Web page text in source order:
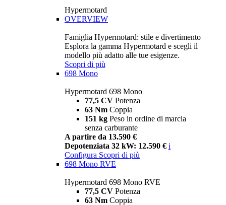
Hypermotard
OVERVIEW
Famiglia Hypermotard: stile e divertimento
Esplora la gamma Hypermotard e scegli il
modello più adatto alle tue esigenze.
Scopri di più
698 Mono
Hypermotard 698 Mono
77,5 CV Potenza
63 Nm Coppia
151 kg Peso in ordine di marcia
senza carburante
A partire da 13.590 €
Depotenziata 32 kW: 12.590 € i
Configura Scopri di più
698 Mono RVE
Hypermotard 698 Mono RVE
77,5 CV Potenza
63 Nm Coppia